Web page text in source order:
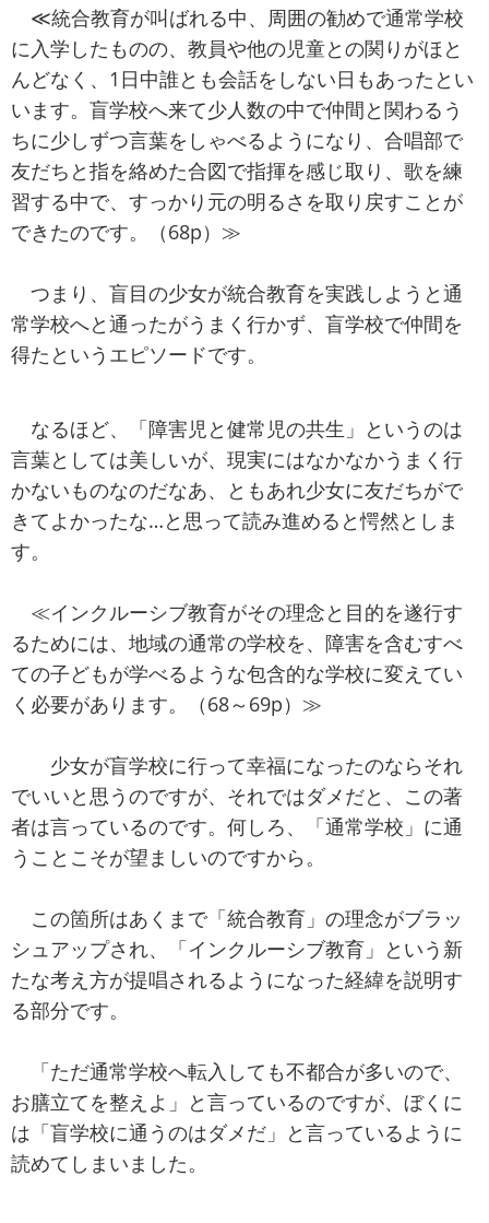
≪統合教育が叫ばれる中、周囲の勧めで通常学校
に入学したものの、教員や他の児童との関りがほと
んどなく、1日中誰とも会話をしない日もあったとい
います。盲学校へ来て少人数の中で仲間と関わるう
ちに少しずつ言葉をしゃべるようになり、合唱部で
友だちと指を絡めた合図で指揮を感じ取り、歌を練
習する中で、すっかり元の明るさを取り戻すことが
できたのです。（68p）≫
つまり、盲目の少女が統合教育を実践しようと通
常学校へと通ったがうまく行かず、盲学校で仲間を
得たというエピソードです。
なるほど、「障害児と健常児の共生」というのは
言葉としては美しいが、現実にはなかなかうまく行
かないものなのだなあ、ともあれ少女に友だちがで
きてよかったな…と思って読み進めると愕然としま
す。
≪インクルーシブ教育がその理念と目的を遂行す
るためには、地域の通常の学校を、障害を含むすべ
ての子どもが学べるような包含的な学校に変えてい
く必要があります。（68～69p）≫
少女が盲学校に行って幸福になったのならそれ
でいいと思うのですが、それではダメだと、この著
者は言っているのです。何しろ、「通常学校」に通
うことこそが望ましいのですから。
この箇所はあくまで「統合教育」の理念がブラッ
シュアップされ、「インクルーシブ教育」という新
たな考え方が提唱されるようになった経緯を説明す
る部分です。
「ただ通常学校へ転入しても不都合が多いので、
お膳立てを整えよ」と言っているのですが、ぼくに
は「盲学校に通うのはダメだ」と言っているように
読めてしまいました。